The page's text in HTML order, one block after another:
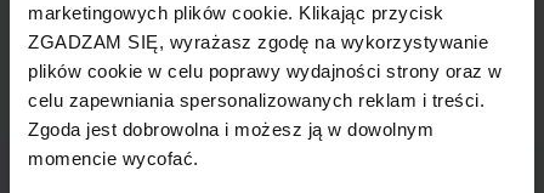
marketingowych plików cookie. Klikając przycisk
ZGADZAM SIĘ, wyrażasz zgodę na wykorzystywanie
plików cookie w celu poprawy wydajności strony oraz w
celu zapewniania spersonalizowanych reklam i treści.
Zgoda jest dobrowolna i możesz ją w dowolnym
momencie wycofać.
zapewnia przyjezdnym wypoczynek w słońcu
na plażach. Kolejna atrkacja turystyczna to
Niebieska Jaskinia, znajdująca się na wyspie
Biševo. Miłośnicy natury docenią piękne lasy
iglaste występujące w rejonie Chorwacji,
zwanym Górski Kotar. Miejscem licznie